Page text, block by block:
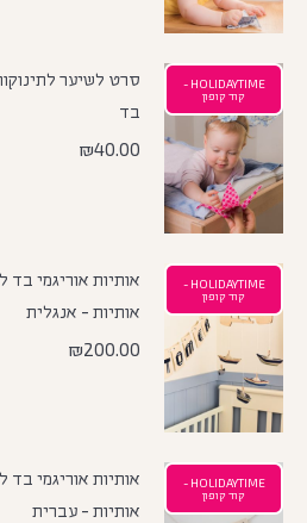
HOLIDAYTIME -
קוד קופון
סרט לשיער
בד
₪40.00
HOLIDAYTIME -
קוד קופון
אותיות אוריגמי
אותיות - אנגלית
₪200.00
HOLIDAYTIME -
קוד קופון
אותיות אוריגמי
אותיות - עברית